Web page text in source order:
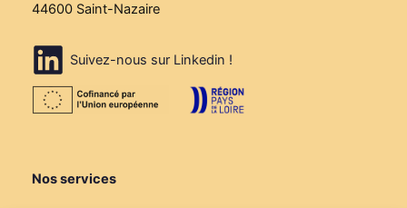
44600 Saint-Nazaire
Suivez-nous sur Linkedin !
Nos services